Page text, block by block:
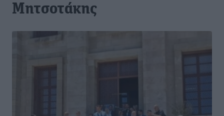
Μητσοτάκης